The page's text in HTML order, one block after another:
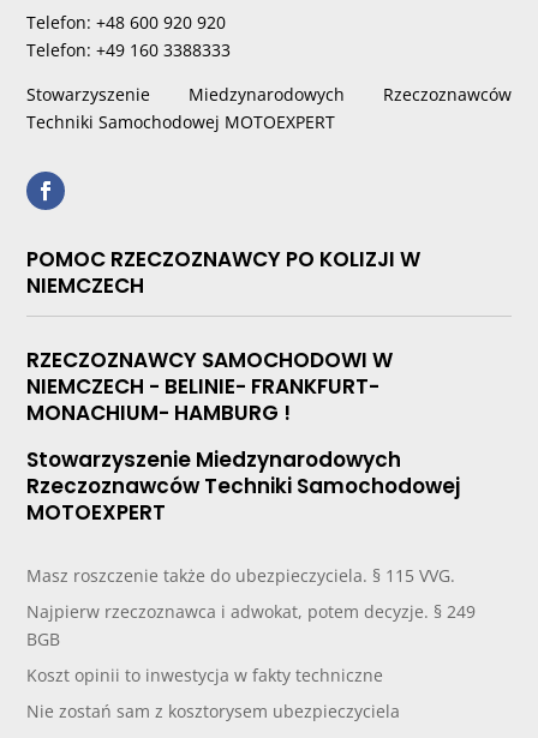
Telefon: +48 600 920 920
Telefon: +49 160 3388333
Stowarzyszenie Miedzynarodowych Rzeczoznawców
Techniki Samochodowej MOTOEXPERT
POMOC RZECZOZNAWCY PO KOLIZJI W
NIEMCZECH
RZECZOZNAWCY SAMOCHODOWI W
NIEMCZECH - BELINIE- FRANKFURT-
MONACHIUM- HAMBURG !
Stowarzyszenie Miedzynarodowych
Rzeczoznawców Techniki Samochodowej
MOTOEXPERT
Masz roszczenie także do ubezpieczyciela. § 115 VVG.
Najpierw rzeczoznawca i adwokat, potem decyzje. § 249
BGB
Koszt opinii to inwestycja w fakty techniczne
Nie zostań sam z kosztorysem ubezpieczyciela